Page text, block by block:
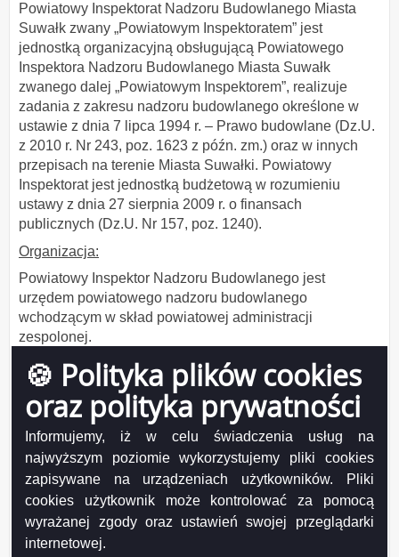
🍪 Polityka plików cookies
oraz polityka prywatności
Informujemy, iż w celu świadczenia usług na
najwyższym poziomie wykorzystujemy pliki cookies
zapisywane na urządzeniach użytkowników. Pliki
cookies użytkownik może kontrolować za pomocą
wyrażanej zgody oraz ustawień swojej przeglądarki
internetowej.
Powiatowy Inspektorat Nadzoru Budowlanego Miasta
Suwałk zwany „Powiatowym Inspektoratem” jest
jednostką organizacyjną obsługującą Powiatowego
Inspektora Nadzoru Budowlanego Miasta Suwałk
zwanego dalej „Powiatowym Inspektorem”, realizuje
zadania z zakresu nadzoru budowlanego określone w
ustawie z dnia 7 lipca 1994 r. – Prawo budowlane (Dz.U.
z 2010 r. Nr 243, poz. 1623 z późn. zm.) oraz w innych
przepisach na terenie Miasta Suwałki. Powiatowy
Inspektorat jest jednostką budżetową w rozumieniu
ustawy z dnia 27 sierpnia 2009 r. o finansach
publicznych (Dz.U. Nr 157, poz. 1240).
Organizacja:
Powiatowy Inspektor Nadzoru Budowlanego jest
urzędem powiatowego nadzoru budowlanego
wchodzącym w skład powiatowej administracji
zespolonej.
Sposoby przyjmowania i załatwiania spraw:
Sprawy załatwiane są zgodnie z:
a) ustawą z dnia 14.06.1960 r. - Kodeksu
postępowania administracyjnego (tekst jednolity
Dz.U. z 2013 poz. 267),
b) ustawą z dnia 7 lipca 1994r. Prawo budowlane
(tekst jednolity Dz. U. z 2010 r. nr 243 poz.1623 ze
zmianami),
c) rozporządzeniami wykonawczymi.